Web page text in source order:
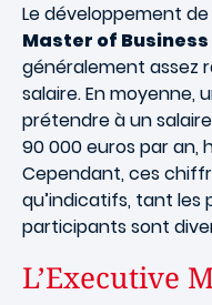
Le développement
Master of
généralement assez
salaire. En moyenne,
prétendre à un
90 000 euros par an,
Cependant, ces
qu’indicatifs, tant les
participants sont
L’Executive